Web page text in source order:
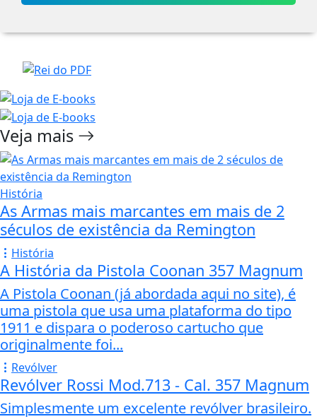
Veja mais
História
As Armas mais marcantes em mais de 2
séculos de existência da Remington
História
A História da Pistola Coonan 357 Magnum
A Pistola Coonan (já abordada aqui no site), é
uma pistola que usa uma plataforma do tipo
1911 e dispara o poderoso cartucho que
originalmente foi...
Revólver
Revólver Rossi Mod.713 - Cal. 357 Magnum
Simplesmente um excelente revólver brasileiro.